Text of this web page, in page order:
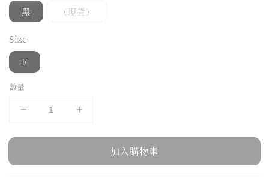
黑 （現貨）
Size
F
數量
加入購物車